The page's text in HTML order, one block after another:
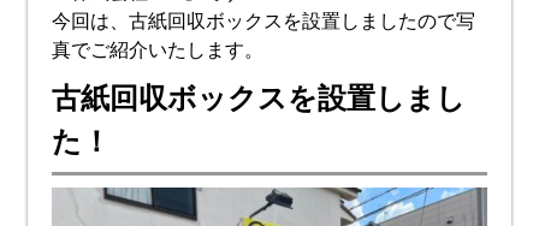
今回は、古紙回収ボックスを設置しましたので写
真でご紹介いたします。
古紙回収ボックスを設置しまし
た！